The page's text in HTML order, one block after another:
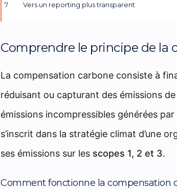
Vers un reporting plus transparent
Comprendre le principe de la
La compensation carbone consiste à
réduisant ou capturant des émissions
émissions incompressibles générées
s’inscrit dans la stratégie climat d’une
ses émissions sur les scopes 1, 2 et 3.
Comment fonctionne la compensation